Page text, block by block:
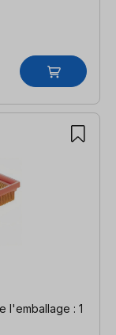
l'emballage : 1